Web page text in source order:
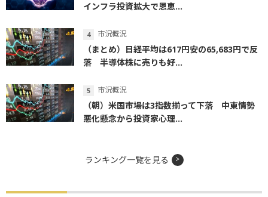
インフラ投資拡大で恩恵...
市況概況
（まとめ）日経平均は617円安の65,683円で反
落 半導体株に売りも好...
市況概況
（朝）米国市場は3指数揃って下落 中東情勢
悪化懸念から投資家心理...
ランキング一覧を見る